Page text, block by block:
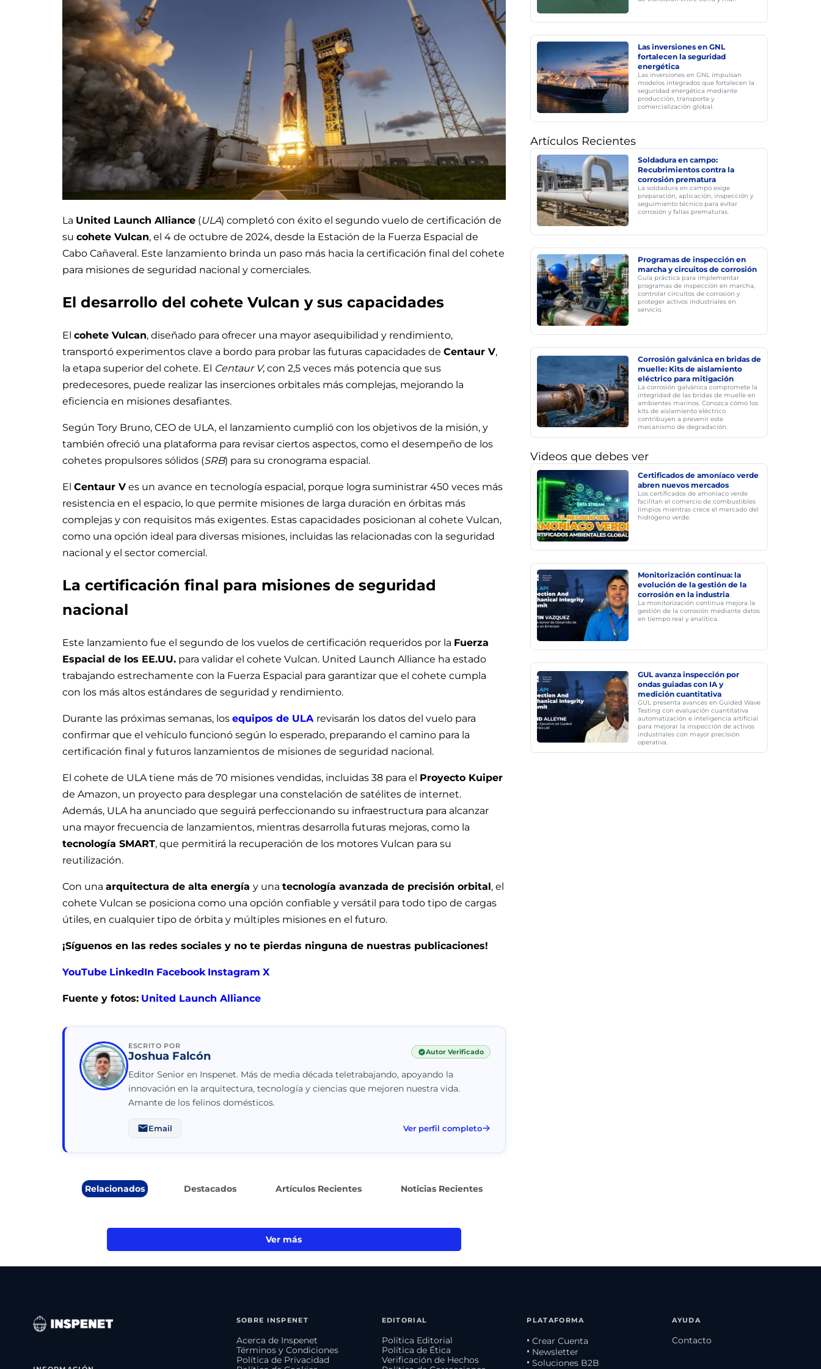
La United Launch Alliance (ULA) completó con éxito el segundo vuelo de certificación de
su cohete Vulcan, el 4 de octubre de 2024, desde la Estación de la Fuerza Espacial de
Cabo Cañaveral. Este lanzamiento brinda un paso más hacia la certificación final del cohete
para misiones de seguridad nacional y comerciales.
El desarrollo del cohete Vulcan y sus capacidades
El cohete Vulcan, diseñado para ofrecer una mayor asequibilidad y rendimiento,
transportó experimentos clave a bordo para probar las futuras capacidades de Centaur V,
la etapa superior del cohete. El Centaur V, con 2,5 veces más potencia que sus
predecesores, puede realizar las inserciones orbitales más complejas, mejorando la
eficiencia en misiones desafiantes.
Según Tory Bruno, CEO de ULA, el lanzamiento cumplió con los objetivos de la misión, y
también ofreció una plataforma para revisar ciertos aspectos, como el desempeño de los
cohetes propulsores sólidos (SRB) para su cronograma espacial.
El Centaur V es un avance en tecnología espacial, porque logra suministrar 450 veces más
resistencia en el espacio, lo que permite misiones de larga duración en órbitas más
complejas y con requisitos más exigentes. Estas capacidades posicionan al cohete Vulcan,
como una opción ideal para diversas misiones, incluidas las relacionadas con la seguridad
nacional y el sector comercial.
La certificación final para misiones de seguridad
nacional
Este lanzamiento fue el segundo de los vuelos de certificación requeridos por la Fuerza
Espacial de los EE.UU. para validar el cohete Vulcan. United Launch Alliance ha estado
trabajando estrechamente con la Fuerza Espacial para garantizar que el cohete cumpla
con los más altos estándares de seguridad y rendimiento.
Durante las próximas semanas, los equipos de ULA revisarán los datos del vuelo para
confirmar que el vehículo funcionó según lo esperado, preparando el camino para la
certificación final y futuros lanzamientos de misiones de seguridad nacional.
El cohete de ULA tiene más de 70 misiones vendidas, incluidas 38 para el Proyecto Kuiper
de Amazon, un proyecto para desplegar una constelación de satélites de internet.
Además, ULA ha anunciado que seguirá perfeccionando su infraestructura para alcanzar
una mayor frecuencia de lanzamientos, mientras desarrolla futuras mejoras, como la
tecnología SMART, que permitirá la recuperación de los motores Vulcan para su
reutilización.
Con una arquitectura de alta energía y una tecnología avanzada de precisión orbital, el
cohete Vulcan se posiciona como una opción confiable y versátil para todo tipo de cargas
útiles, en cualquier tipo de órbita y múltiples misiones en el futuro.
¡Síguenos en las redes sociales y no te pierdas ninguna de nuestras publicaciones!
YouTube LinkedIn Facebook Instagram X
Fuente y fotos: United Launch Alliance
ESCRITO POR
Joshua Falcón Autor Verificado
Editor Senior en Inspenet. Más de media década teletrabajando, apoyando la
innovación en la arquitectura, tecnología y ciencias que mejoren nuestra vida.
Amante de los felinos domésticos.
Email Ver perfil completo
Relacionados Destacados Artículos Recientes Noticias Recientes
Ver más
Las inversiones en GNL
fortalecen la seguridad
energética
Las inversiones en GNL impulsan
modelos integrados que fortalecen la
seguridad energética mediante
producción, transporte y
comercialización global.
Artículos Recientes
Soldadura en campo:
Recubrimientos contra la
corrosión prematura
La soldadura en campo exige
preparación, aplicación, inspección y
seguimiento técnico para evitar
corrosión y fallas prematuras.
Programas de inspección en
marcha y circuitos de corrosión
Guía práctica para implementar
programas de inspección en marcha,
controlar circuitos de corrosión y
proteger activos industriales en
servicio.
Corrosión galvánica en bridas de
muelle: Kits de aislamiento
eléctrico para mitigación
La corrosión galvánica compromete la
integridad de las bridas de muelle en
ambientes marinos. Conozca cómo los
kits de aislamiento eléctrico
contribuyen a prevenir este
mecanismo de degradación.
Videos que debes ver
Certificados de amoníaco verde
abren nuevos mercados
Los certificados de amoníaco verde
facilitan el comercio de combustibles
limpios mientras crece el mercado del
hidrógeno verde.
Monitorización continua: la
evolución de la gestión de la
corrosión en la industria
La monitorización continua mejora la
gestión de la corrosión mediante datos
en tiempo real y analítica.
GUL avanza inspección por
ondas guiadas con IA y
medición cuantitativa
GUL presenta avances en Guided Wave
Testing con evaluación cuantitativa
automatización e inteligencia artificial
para mejorar la inspección de activos
industriales con mayor precisión
operativa.
SOBRE INSPENET
Acerca de Inspenet
Términos y Condiciones
Política de Privacidad
EDITORIAL
Política Editorial
Política de Ética
Verificación de Hechos
PLATAFORMA
• Crear Cuenta
• Newsletter
• Soluciones B2B
AYUDA
Contacto